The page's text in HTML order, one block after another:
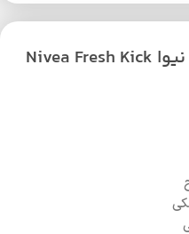
فوم اصلاح شاداب کننده نیوا Nivea Fresh Kick